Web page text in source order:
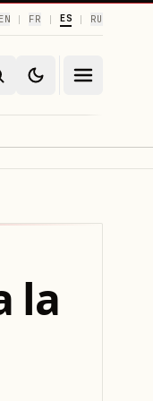
EN | FR | ES | RU
la